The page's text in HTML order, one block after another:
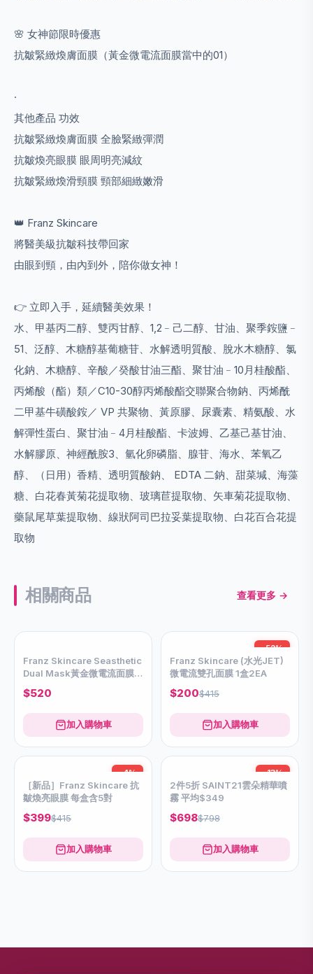
🌸 女神節限時優惠
抗皺緊緻煥膚面膜（黃金微電流面膜當中的01）
·
其他產品 功效
抗皺緊緻煥膚面膜 全臉緊緻彈潤
抗皺煥亮眼膜 眼周明亮減紋
抗皺緊緻煥滑頸膜 頸部細緻嫩滑
👑 Franz Skincare
將醫美級抗皺科技帶回家
由眼到頸，由內到外，陪你做女神！
👉 立即入手，延續醫美效果！
水、甲基丙二醇、雙丙甘醇、1,2﹣己二醇、甘油、聚季銨鹽﹣
51、泛醇、木糖醇基葡糖苷、水解透明質酸、脫水木糖醇、氯
化鈉、木糖醇、辛酸／癸酸甘油三酯、聚甘油﹣10月桂酸酯、
丙烯酸（酯）類／C10-30醇丙烯酸酯交聯聚合物鈉、丙烯酰
二甲基牛磺酸銨／ VP 共聚物、黃原膠、尿囊素、精氨酸、水
解彈性蛋白、聚甘油﹣4月桂酸酯、卡波姆、乙基己基甘油、
水解膠原、神經酰胺3、氫化卵磷脂、腺苷、海水、苯氧乙
醇、（日用）香精、透明質酸鈉、 EDTA 二鈉、甜菜堿、海藻
糖、白花春黃菊花提取物、玻璃苣提取物、矢車菊花提取物、
藥鼠尾草葉提取物、線狀阿司巴拉妥葉提取物、白花百合花提
取物
相關商品 查看更多 →
Franz Skincare Seasthetic
Dual Mask黃金微電流面膜
(2EA)
$520
加入購物車
-52%
Franz Skincare (水光JET)
微電流雙孔面膜 1盒2EA
$200$415
加入購物車
-4%
［新品］Franz Skincare 抗
皺煥亮眼膜 每盒含5對
$399$415
加入購物車
-13%
2件5折 SAINT21雲朵精華噴
霧 平均$349
$698$798
加入購物車